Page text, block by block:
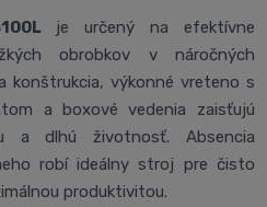
je určený na efektívne
obrobkov v náročných
konštrukcia, výkonné vreteno s
a boxové vedenia zaisťujú
a dlhú životnosť. Absencia
robí ideálny stroj pre čisto
produktivitou.